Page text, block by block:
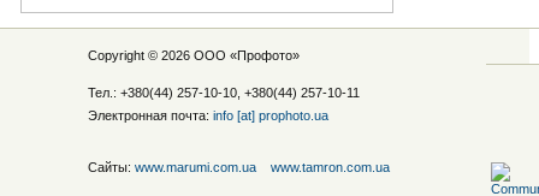
Copyright © 2026 ООО «Профото»
Тел.: +380(44) 257-10-10, +380(44) 257-10-11
Электронная почта: info [at] prophoto.ua
Сайты: www.marumi.com.ua www.tamron.com.ua